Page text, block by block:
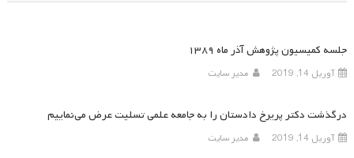
جلسه کمیسیون پژوهش آذر ماه ۱۳۸۹
آوریل 14, 2019 مدیر سایت
درگذشت دکتر پریرخ دادستان را به جامعه علمی تسلیت عرض می‌نماییم
آوریل 14, 2019 مدیر سایت